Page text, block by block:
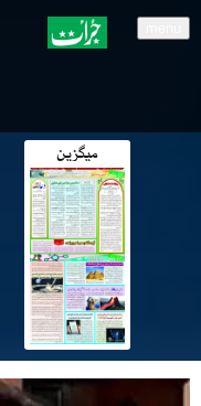
میگزین